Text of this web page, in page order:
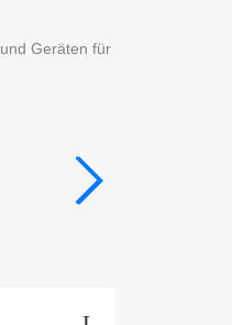
Geräten für